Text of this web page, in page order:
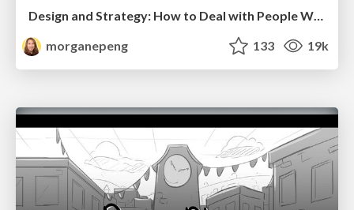
Design and Strategy: How to Deal with People Who Don’t "Get" Design
morganepeng
133 19k